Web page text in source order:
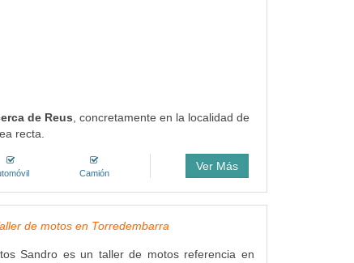
de Reus , concretamente en la localidad de
recta.
Camión
Ver Más
de motos en Torredembarra
Sandro es un taller de motos referencia en